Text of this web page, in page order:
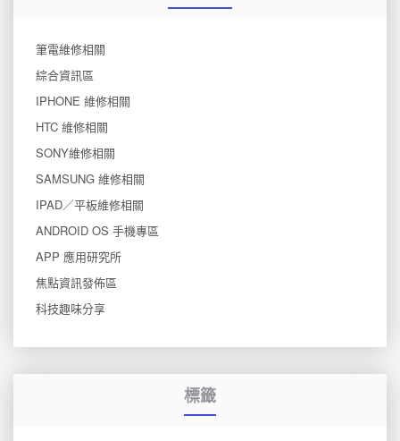
筆電維修相關
綜合資訊區
IPHONE 維修相關
HTC 維修相關
SONY維修相關
SAMSUNG 維修相關
IPAD／平板維修相關
ANDROID OS 手機專區
APP 應用研究所
焦點資訊發佈區
科技趣味分享
標籤